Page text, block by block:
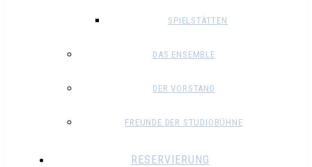
SPIELSTÄTTEN
DAS ENSEMBLE
DER VORSTAND
FREUNDE DER STUDIOBÜHNE
RESERVIERUNG